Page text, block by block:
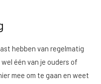
hebben van regelmatig
één van je ouders of
mee om te gaan en weet